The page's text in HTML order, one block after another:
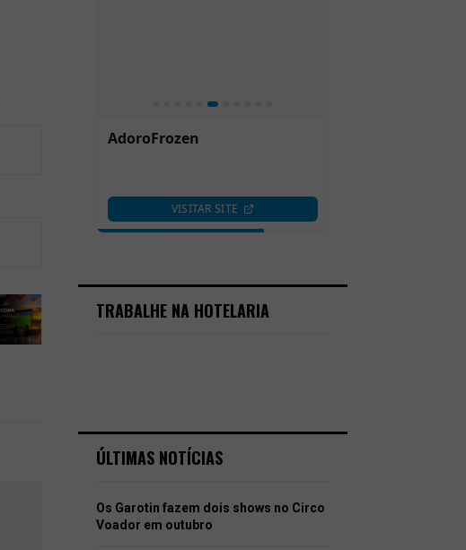
TRABALHE NA HOTELARIA
ÚLTIMAS NOTÍCIAS
Os Garotin fazem dois shows no Circo
Voador em outubro